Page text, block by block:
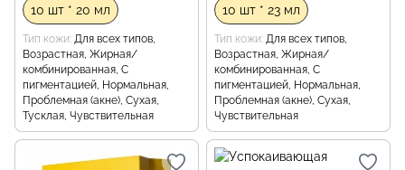
10 шт * 20 мл
Тип кожи Для всех типов,
Возрастная, Жирная/
комбинированная, С
пигментацией, Нормальная,
Проблемная (акне), Сухая,
Тусклая, Чувствительная
10 шт * 23 мл
Тип кожи Для всех типов,
Возрастная, Жирная/
комбинированная, С
пигментацией, Нормальная,
Проблемная (акне), Сухая,
Чувствительная